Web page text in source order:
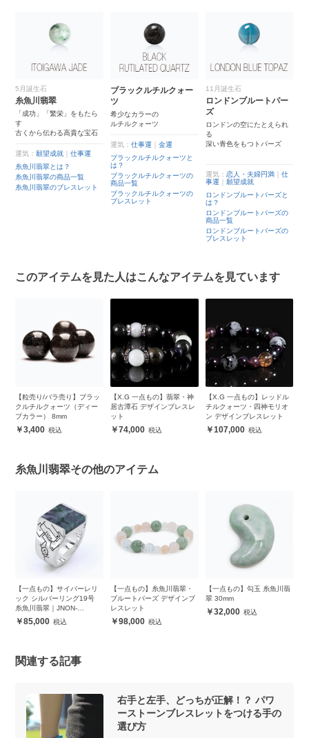
5月誕生石
糸魚川翡翠
「成功」「繁栄」をもたら
す
古くから伝わる高貴な宝石
運気： 願望成就 ｜仕事運
糸魚川翡翠とは？
糸魚川翡翠の商品一覧
糸魚川翡翠のブレスレット
ブラックルチルクォー
ツ
希少なカラーの
ルチルクォーツ
運気：仕事運 ｜金運
ブラックルチルクォーツと
は？
ブラックルチルクォーツの
商品一覧
ブラックルチルクォーツの
ブレスレット
11月誕生石
ロンドンブルートパー
ズ
ロンドンの空にたとえられ
る
深い青色をもつトパーズ
運気： 恋人・夫婦円満｜ 仕
事運
願望成就
ロンドンブルートパーズと
は？
ロンドンブルートパーズの
商品一覧
ロンドンブルートパーズの
ブレスレット
このアイテムを見た人はこんなアイテムを見ています
【粒売り/バラ売り】ブラッ
クルチルクォーツ（ディー
プカラー） 8mm
3,400
【X.G 一点もの】翡翠・神
居古潭石 デザインブレスレ
ット
74,000
【X.G 一点もの】レッドル
チルクォーツ・四神モリオ
ン デザインブレスレット
107,000
糸魚川翡翠その他のアイテム
【一点もの】サイバーレリ
ック シルバーリング19号
糸魚川翡翠｜JNON-
JS0021195
85,000
【一点もの】糸魚川翡翠・
ブルートパーズ デザインブ
レスレット
98,000
【一点もの】勾玉 糸魚川翡
翠 30mm
32,000
関連する記事
右手と左手、どっちが正解！？ パワ
ーストーンブレスレットをつける手の
選び方